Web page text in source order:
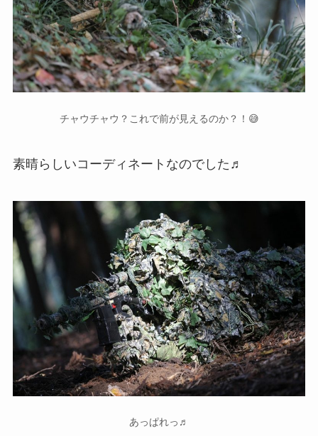
チャウチャウ？これで前が見えるのか？！😅
素晴らしいコーディネートなのでした♬
あっぱれっ♬